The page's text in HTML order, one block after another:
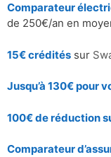
Comparateur
de 250€/an en
15€ crédités sur
Jusqu’à 130€ pour
100€ de réduction
Comparateur